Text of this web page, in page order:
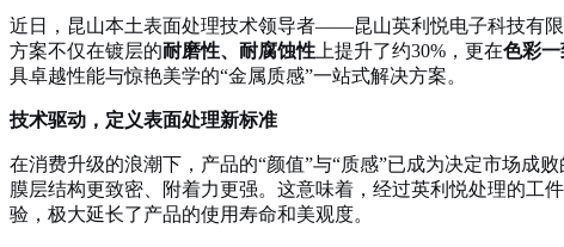
近日，昆山本土表面处理技术领导者——昆山英利悦电子科技有
方案不仅在镀层的耐磨性、耐腐蚀性 上提升了约30%，更在色彩
具卓越性能与惊艳美学的“金属质感”一站式解决方案。
技术驱动，定义表面处理新标准
在消费升级的浪潮下，产品的“颜值”与“质感”已成为决定市场成
膜层结构更致密、附着力更强。这意味着，经过英利悦处理的工
验，极大延长了产品的使用寿命和美观度。